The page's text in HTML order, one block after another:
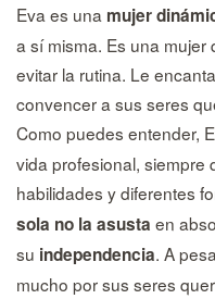
Eva es una mujer
a sí misma. Es una
evitar la rutina. Le
convencer a sus seres
Como puedes entender,
vida profesional, siempre
habilidades y diferentes
sola no la asusta en
su independencia. A
mucho por sus seres